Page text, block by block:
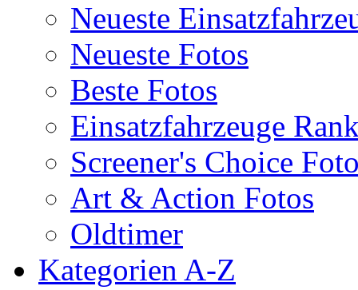
Neueste
Neueste Fotos
Beste Fotos
Einsatzfahrzeuge
Screener's Choice
Art & Action Fotos
Oldtimer
Kategorien A-Z